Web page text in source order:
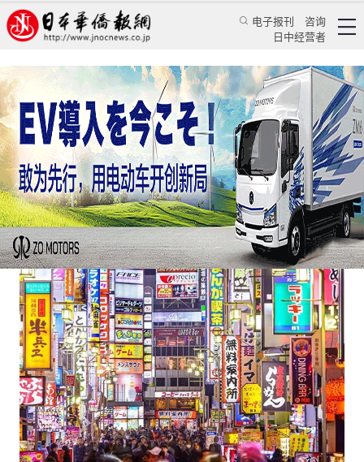
电子报刊
咨询
日中经营者
新冠疫情触发投资日本新契机
《日本新华侨报》特约记者 颜丹丹 日本新闻 经济视野
日本华侨报网 2021/4/19 10:17:11